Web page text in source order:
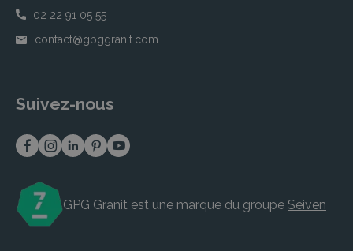
02 22 91 05 55
contact@gpggranit.com
Suivez-nous
GPG Granit est une marque du groupe Seiven